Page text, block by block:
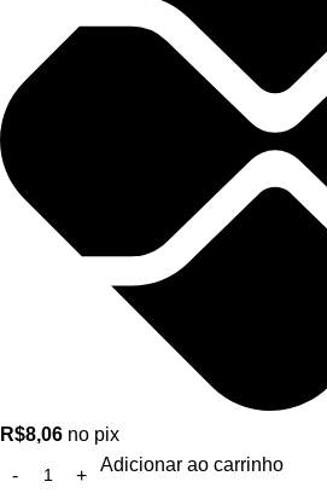
R$8,06 no pix
Adicionar ao carrinho